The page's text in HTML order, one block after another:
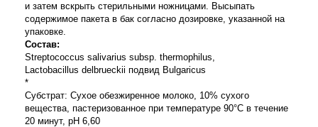
и затем вскрыть стерильными ножницами. Высыпать
содержимое пакета в бак согласно дозировке, указанной на
упаковке.
Состав:
Streptococcus salivarius subsp. thermophilus,
Lactobacillus delbrueckii подвид Bulgaricus
*
Субстрат: Сухое обезжиренное молоко, 10% сухого
вещества, пастеризованное при температуре 90°С в течение
20 минут, рН 6,60